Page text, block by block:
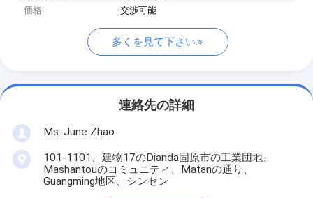
価格
交渉可能
多くを見て下さい
連絡先の詳細
Ms. June Zhao
101-1101、建物17のDianda固原市の工業団地、
Mashantouのコミュニティ、Matanの通り、
Guangming地区、シンセン